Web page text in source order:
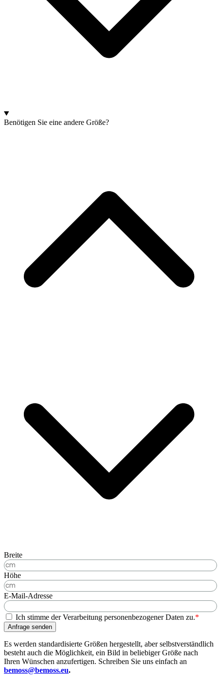
Benötigen Sie eine andere Größe?
Breite
Höhe
E-Mail-Adresse
Ich stimme der Verarbeitung personenbezogener Daten zu.*
Anfrage senden
Es werden standardisierte Größen hergestellt, aber selbstverständlich
besteht auch die Möglichkeit, ein Bild in beliebiger Größe nach
Ihren Wünschen anzufertigen. Schreiben Sie uns einfach an
bemoss@bemoss.eu.